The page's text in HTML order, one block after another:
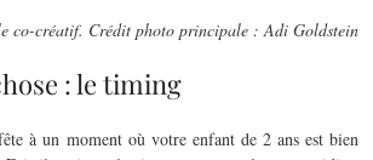
co-créatif. Crédit photo principale : Adi Goldstein
: le timing
à un moment oùvotre enfant de 2 ans est bien